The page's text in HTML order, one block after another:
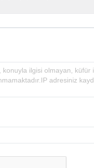
almakta, haber akışı...